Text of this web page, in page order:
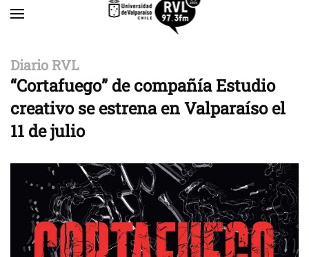
Diario RVL
“Cortafuego” de compañía Estudio
creativo se estrena en Valparaíso el
11 de julio